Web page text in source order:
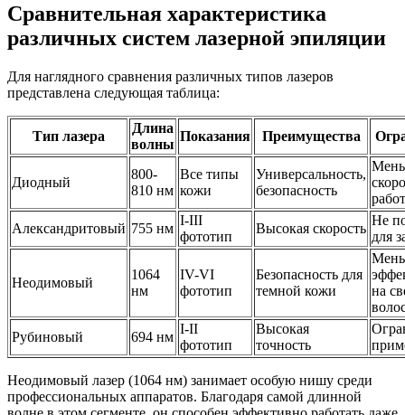
Сравнительная характеристика
различных систем лазерной эпиляции
Для наглядного сравнения различных типов лазеров
представлена следующая таблица:
Тип лазера
Длина
волны
Показания Преимущества
Диодный
800-
810 нм
Все типы
кожи
Универсальность,
безопасность
Александритовый 755 нм
I-III
фототип
Высокая скорость
Не
для
Неодимовый
1064
нм
IV-VI
фототип
Безопасность для
темной кожи
на
Рубиновый
694 нм
I-II
фототип
Высокая
точность
Неодимовый лазер (1064 нм) занимает особую нишу среди
профессиональных аппаратов. Благодаря самой длинной